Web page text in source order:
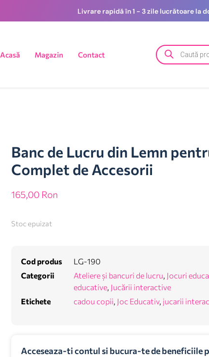
Livrare rapidă în 1 - 3 zile lucrătoare la
Acasă Magazin Contact
Banc de Lucru din Lemn
Complet de Accesorii
165,00 Ron
Stoc epuizat
Cod produs
LG-190
Categorii
Ateliere și bancuri de lucru Jocuri
educative Jucării interactive
Etichete
cadou copii Joc Educativ, jucarii
Acceseaza-ti contul si bucura-te de beneficiile